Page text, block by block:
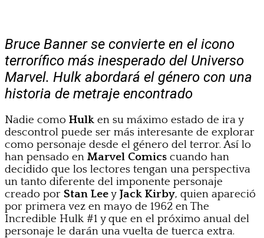
Bruce Banner se convierte en el icono
terrorífico más inesperado del Universo
Marvel. Hulk abordará el género con una
historia de metraje encontrado
Nadie como Hulk en su máximo estado de ira y
descontrol puede ser más interesante de explorar
como personaje desde el género del terror. Así lo
han pensado en Marvel Comics cuando han
decidido que los lectores tengan una perspectiva
un tanto diferente del imponente personaje
creado por Stan Leey Jack Kirby, quien apareció
por primera vez en mayo de 1962 en The
Incredible Hulk #1 y que en el próximo anual del
personaje le darán una vuelta de tuerca extra.